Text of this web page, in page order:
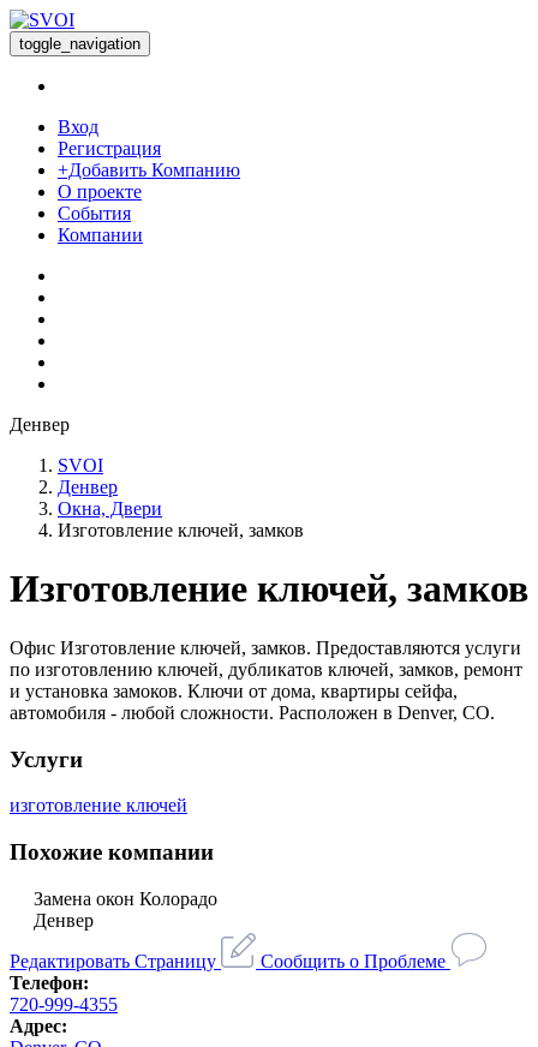
toggle_navigation
Вход
Регистрация
+Добавить Компанию
О проекте
События
Компании
Денвер
SVOI
Денвер
Окна, Двери
Изготовление ключей, замков
Изготовление ключей, замков
Офис Изготовление ключей, замков. Предоставляются услуги
по изготовлению ключей, дубликатов ключей, замков, ремонт
и установка замоков. Ключи от дома, квартиры сейфа,
автомобиля - любой сложности. Расположен в Denver, CO.
Услуги
изготовление ключей
Похожие компании
Замена окон Колорадо
Денвер
Редактировать Страницу
Сообщить о Проблеме
Телефон:
720-999-4355
Адрес: